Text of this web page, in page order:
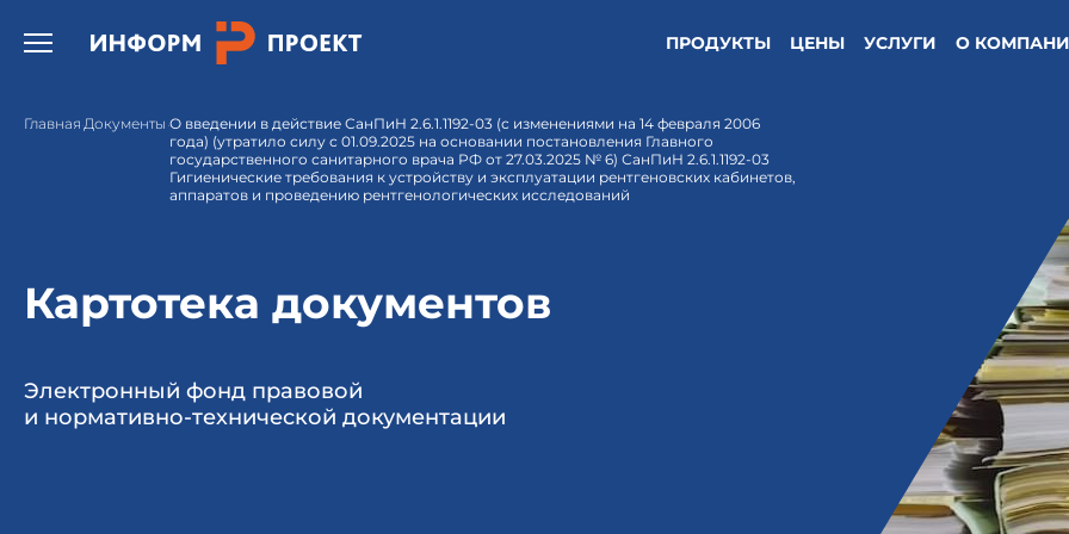
Открыть бургер меню. ПРОДУКТЫ ЦЕНЫ УСЛУГИ О
Главная Документы О введении в действие СанПиН 2.6.1.1192-03 (с изменениями на 14 февраля 2006
года) (утратило силу с 01.09.2025 на основании постановления Главного
государственного санитарного врача РФ от 27.03.2025 № 6) СанПиН 2.6.1.1192-03
Гигиенические требования к устройству и эксплуатации рентгеновских кабинетов,
аппаратов и проведению рентгенологических исследований
Картотека документов
Электронный фонд правовой
и нормативно-технической документации